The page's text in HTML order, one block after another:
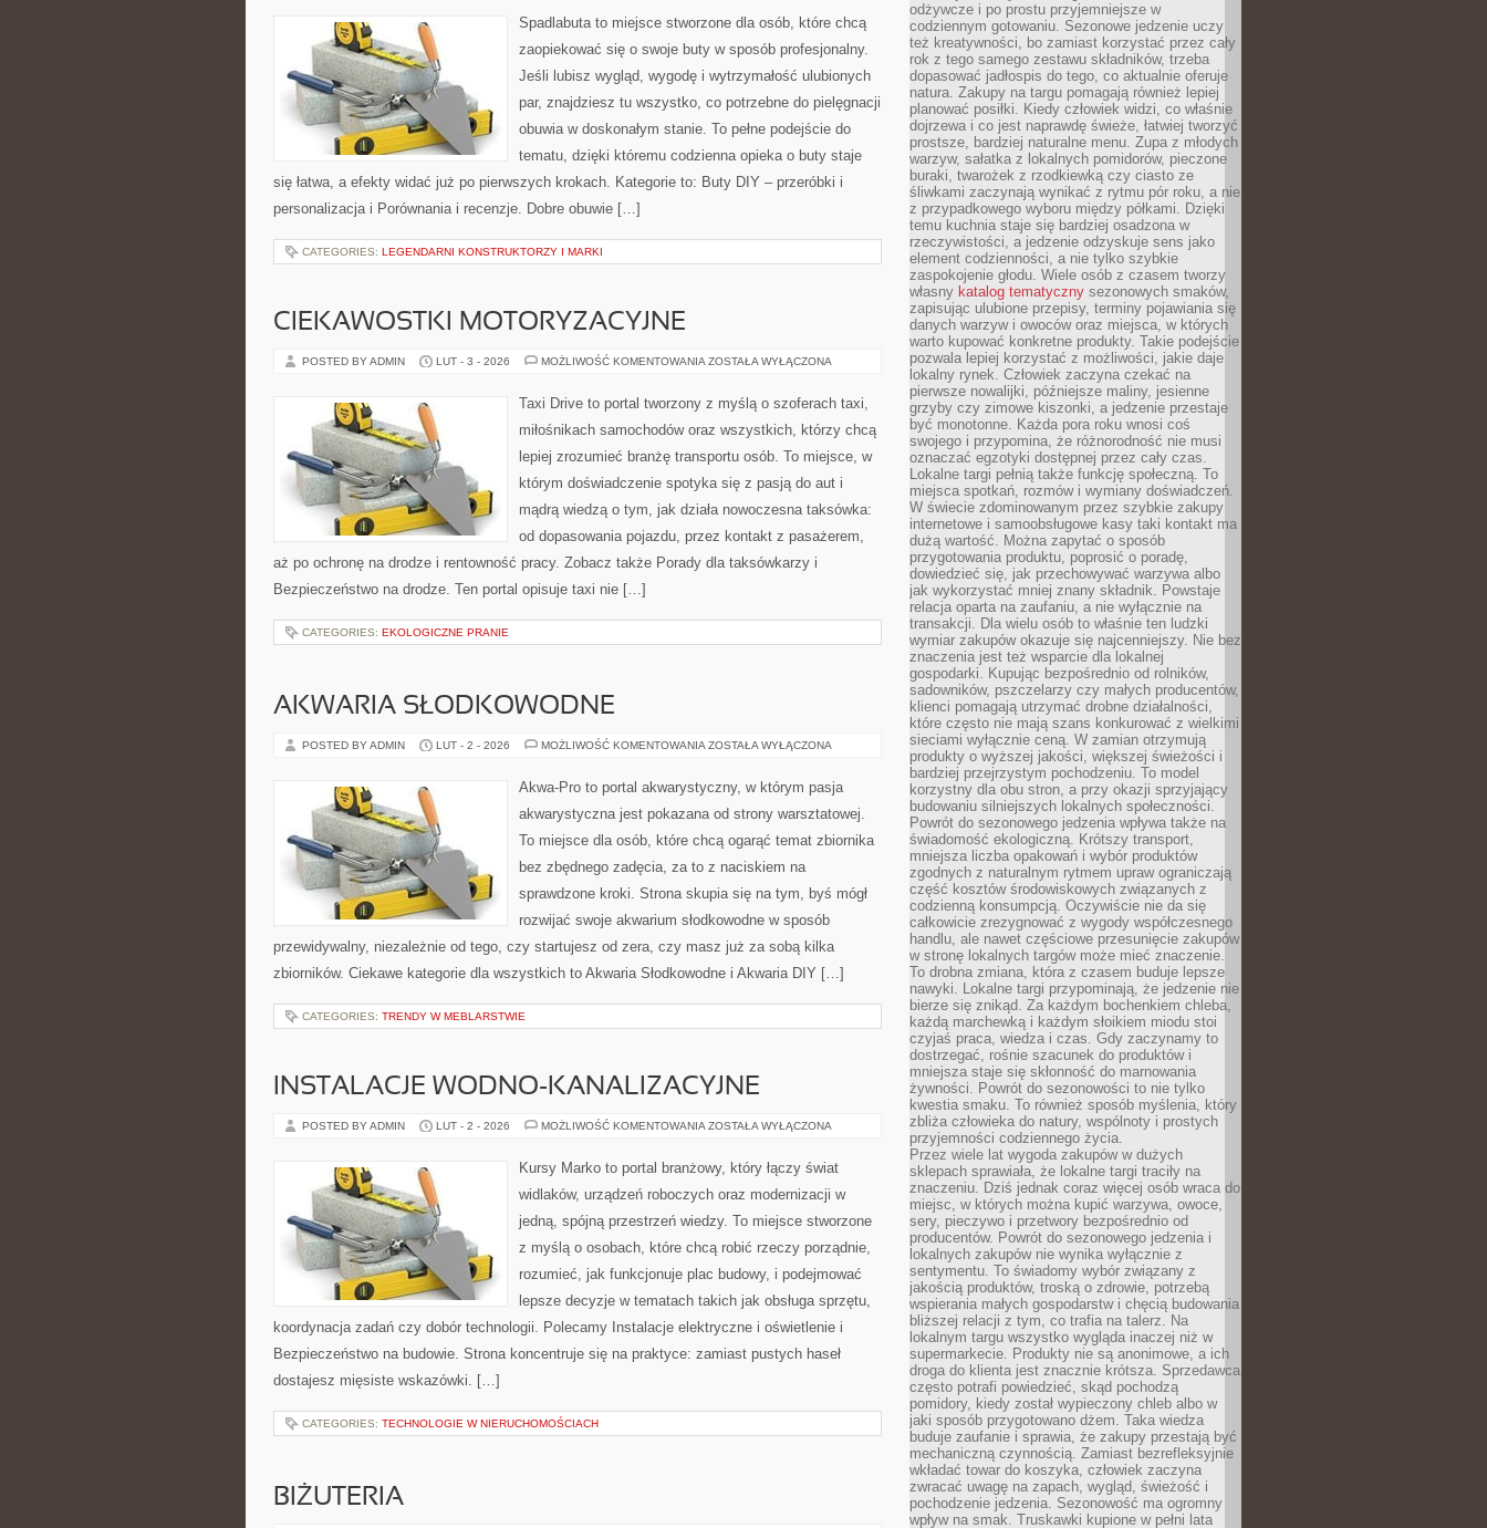
PRZERÓBKI
I
Spadlabuta to miejsce stworzone dla osób, które chcą
zaopiekować się o swoje buty w sposób profesjonalny.
Jeśli lubisz wygląd, wygodę i wytrzymałość ulubionych
par, znajdziesz tu wszystko, co potrzebne do pielęgnacji
obuwia w doskonałym stanie. To pełne podejście do
tematu, dzięki któremu codzienna opieka o buty staje
się łatwa, a efekty widać już po pierwszych krokach. Kategorie to: Buty DIY – przeróbki i
personalizacja i Porównania i recenzje. Dobre obuwie […]
CATEGORIES: LEGENDARNI KONSTRUKTORZY I MARKI
CIEKAWOSTKI MOTORYZACYJNE
POSTED BY ADMIN LUT - 3 - 2026 MOŻLIWOŚĆ KOMENTOWANIA CIEKAWOSTKI
ZOSTAŁA WYŁĄCZONA
Taxi Drive to portal tworzony z myślą o szoferach taxi,
miłośnikach samochodów oraz wszystkich, którzy chcą
lepiej zrozumieć branżę transportu osób. To miejsce, w
którym doświadczenie spotyka się z pasją do aut i
mądrą wiedzą o tym, jak działa nowoczesna taksówka:
od dopasowania pojazdu, przez kontakt z pasażerem,
aż po ochronę na drodze i rentowność pracy. Zobacz także Porady dla taksówkarzy i
Bezpieczeństwo na drodze. Ten portal opisuje taxi nie […]
CATEGORIES: EKOLOGICZNE PRANIE
AKWARIA SŁODKOWODNE
POSTED BY ADMIN LUT - 2 - 2026 MOŻLIWOŚĆ KOMENTOWANIA AKWARIA
ZOSTAŁA WYŁĄCZONA
Akwa-Pro to portal akwarystyczny, w którym pasja
akwarystyczna jest pokazana od strony warsztatowej.
To miejsce dla osób, które chcą ogarąć temat zbiornika
bez zbędnego zadęcia, za to z naciskiem na
sprawdzone kroki. Strona skupia się na tym, byś mógł
rozwijać swoje akwarium słodkowodne w sposób
przewidywalny, niezależnie od tego, czy startujesz od zera, czy masz już za sobą kilka
zbiorników. Ciekawe kategorie dla wszystkich to Akwaria Słodkowodne i Akwaria DIY […]
CATEGORIES: TRENDY W MEBLARSTWIE
INSTALACJE WODNO-KANALIZACYJNE
POSTED BY ADMIN LUT - 2 - 2026 MOŻLIWOŚĆ KOMENTOWANIA INSTALACJE
ZOSTAŁA WYŁĄCZONA
Kursy Marko to portal branżowy, który łączy świat
widlaków, urządzeń roboczych oraz modernizacji w
jedną, spójną przestrzeń wiedzy. To miejsce stworzone
z myślą o osobach, które chcą robić rzeczy porządnie,
rozumieć, jak funkcjonuje plac budowy, i podejmować
lepsze decyzje w tematach takich jak obsługa sprzętu,
koordynacja zadań czy dobór technologii. Polecamy Instalacje elektryczne i oświetlenie i
Bezpieczeństwo na budowie. Strona koncentruje się na praktyce: zamiast pustych haseł
dostajesz mięsiste wskazówki. […]
CATEGORIES: TECHNOLOGIE W NIERUCHOMOŚCIACH
BIŻUTERIA
odżywcze i po prostu przyjemniejsze w
codziennym gotowaniu. Sezonowe jedzenie uczy
też kreatywności, bo zamiast korzystać przez cały
rok z tego samego zestawu składników, trzeba
dopasować jadłospis do tego, co aktualnie oferuje
natura. Zakupy na targu pomagają również lepiej
planować posiłki. Kiedy człowiek widzi, co właśnie
dojrzewa i co jest naprawdę świeże, łatwiej tworzyć
prostsze, bardziej naturalne menu. Zupa z młodych
warzyw, sałatka z lokalnych pomidorów, pieczone
buraki, twarożek z rzodkiewką czy ciasto ze
śliwkami zaczynają wynikać z rytmu pór roku, a nie
z przypadkowego wyboru między półkami. Dzięki
temu kuchnia staje się bardziej osadzona w
rzeczywistości, a jedzenie odzyskuje sens jako
element codzienności, a nie tylko szybkie
zaspokojenie głodu. Wiele osób z czasem tworzy
własny katalog tematyczny sezonowych smaków,
zapisując ulubione przepisy, terminy pojawiania się
danych warzyw i owoców oraz miejsca, w których
warto kupować konkretne produkty. Takie podejście
pozwala lepiej korzystać z możliwości, jakie daje
lokalny rynek. Człowiek zaczyna czekać na
pierwsze nowalijki, późniejsze maliny, jesienne
grzyby czy zimowe kiszonki, a jedzenie przestaje
być monotonne. Każda pora roku wnosi coś
swojego i przypomina, że różnorodność nie musi
oznaczać egzotyki dostępnej przez cały czas.
Lokalne targi pełnią także funkcję społeczną. To
miejsca spotkań, rozmów i wymiany doświadczeń.
W świecie zdominowanym przez szybkie zakupy
internetowe i samoobsługowe kasy taki kontakt ma
dużą wartość. Można zapytać o sposób
przygotowania produktu, poprosić o poradę,
dowiedzieć się, jak przechowywać warzywa albo
jak wykorzystać mniej znany składnik. Powstaje
relacja oparta na zaufaniu, a nie wyłącznie na
transakcji. Dla wielu osób to właśnie ten ludzki
wymiar zakupów okazuje się najcenniejszy. Nie bez
znaczenia jest też wsparcie dla lokalnej
gospodarki. Kupując bezpośrednio od rolników,
sadowników, pszczelarzy czy małych producentów,
klienci pomagają utrzymać drobne działalności,
które często nie mają szans konkurować z wielkimi
sieciami wyłącznie ceną. W zamian otrzymują
produkty o wyższej jakości, większej świeżości i
bardziej przejrzystym pochodzeniu. To model
korzystny dla obu stron, a przy okazji sprzyjający
budowaniu silniejszych lokalnych społeczności.
Powrót do sezonowego jedzenia wpływa także na
świadomość ekologiczną. Krótszy transport,
mniejsza liczba opakowań i wybór produktów
zgodnych z naturalnym rytmem upraw ograniczają
część kosztów środowiskowych związanych z
codzienną konsumpcją. Oczywiście nie da się
całkowicie zrezygnować z wygody współczesnego
handlu, ale nawet częściowe przesunięcie zakupów
w stronę lokalnych targów może mieć znaczenie.
To drobna zmiana, która z czasem buduje lepsze
nawyki. Lokalne targi przypominają, że jedzenie nie
bierze się znikąd. Za każdym bochenkiem chleba,
każdą marchewką i każdym słoikiem miodu stoi
czyjaś praca, wiedza i czas. Gdy zaczynamy to
dostrzegać, rośnie szacunek do produktów i
mniejsza staje się skłonność do marnowania
żywności. Powrót do sezonowości to nie tylko
kwestia smaku. To również sposób myślenia, który
zbliża człowieka do natury, wspólnoty i prostych
przyjemności codziennego życia.
Przez wiele lat wygoda zakupów w dużych
sklepach sprawiała, że lokalne targi traciły na
znaczeniu. Dziś jednak coraz więcej osób wraca do
miejsc, w których można kupić warzywa, owoce,
sery, pieczywo i przetwory bezpośrednio od
producentów. Powrót do sezonowego jedzenia i
lokalnych zakupów nie wynika wyłącznie z
sentymentu. To świadomy wybór związany z
jakością produktów, troską o zdrowie, potrzebą
wspierania małych gospodarstw i chęcią budowania
bliższej relacji z tym, co trafia na talerz. Na
lokalnym targu wszystko wygląda inaczej niż w
supermarkecie. Produkty nie są anonimowe, a ich
droga do klienta jest znacznie krótsza. Sprzedawca
często potrafi powiedzieć, skąd pochodzą
pomidory, kiedy został wypieczony chleb albo w
jaki sposób przygotowano dżem. Taka wiedza
buduje zaufanie i sprawia, że zakupy przestają być
mechaniczną czynnością. Zamiast bezrefleksyjnie
wkładać towar do koszyka, człowiek zaczyna
zwracać uwagę na zapach, wygląd, świeżość i
pochodzenie jedzenia. Sezonowość ma ogromny
wpływ na smak. Truskawki kupione w pełni lata